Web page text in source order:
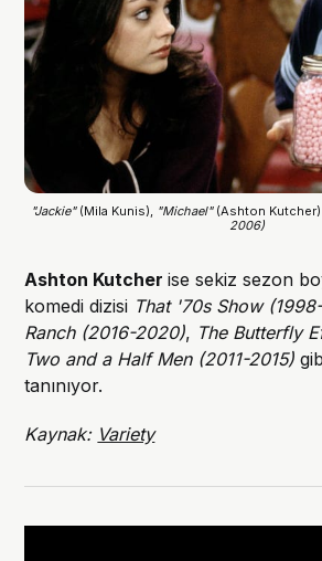
"Jackie" (Mila Kunis), "Michael" (Ashton
2006)
Ashton Kutcherise sekiz sezon
komedi dizisi That '70s Show
Ranch (2016-2020), The Butterfly
Two and a Half Men (2011-2015)
tanınıyor.
Kaynak: Variety